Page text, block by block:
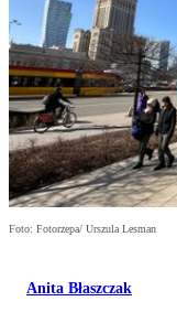
Foto: Fotorzepa/ Urszula Lesman
Anita Błaszczak